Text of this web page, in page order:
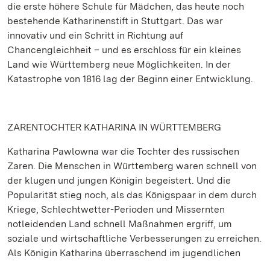
die erste höhere Schule für Mädchen, das heute noch
bestehende Katharinenstift in Stuttgart. Das war
innovativ und ein Schritt in Richtung auf
Chancengleichheit – und es erschloss für ein kleines
Land wie Württemberg neue Möglichkeiten. In der
Katastrophe von 1816 lag der Beginn einer Entwicklung.
ZARENTOCHTER KATHARINA IN WÜRTTEMBERG
Katharina Pawlowna war die Tochter des russischen
Zaren. Die Menschen in Württemberg waren schnell von
der klugen und jungen Königin begeistert. Und die
Popularität stieg noch, als das Königspaar in dem durch
Kriege, Schlechtwetter-Perioden und Missernten
notleidenden Land schnell Maßnahmen ergriff, um
soziale und wirtschaftliche Verbesserungen zu erreichen.
Als Königin Katharina überraschend im jugendlichen